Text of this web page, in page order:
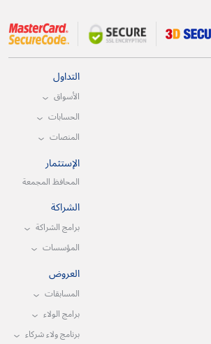
التداول
الأسواق
الحسابات
المنصات
الإستثمار
المحافظ المجمعة
الشراكة
برامج الشراكة
المؤسسات
العروض
المسابقات
برامج الولاء
برنامج ولاء شركاء